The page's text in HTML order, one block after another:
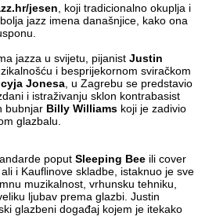
jesen , koji tradicionalno okuplja i
jazz imena današnjice, kako ona
jazza u svijetu, pijanist Justin
i besprijekornom sviračkom
Jonesa , u Zagrebu se predstavio
i istraživanju sklon kontrabasist
bubnjar Billy Williams koji je zadivio
glazbalu.
poput Sleeping Bee ili cover
, ali i Kauflinove skladbe, istaknuo je sve
muzikalnost, vrhunsku tehniku,
ljubav prema glazbi. Justin
glazbeni događaj kojem je itekako